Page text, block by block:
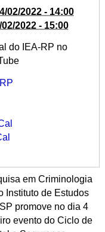
02/2022 - 14:00
02/2022 - 15:00
do IEA-RP no
em Criminologia
Instituto de Estudos
promove no dia 4
evento do Ciclo de